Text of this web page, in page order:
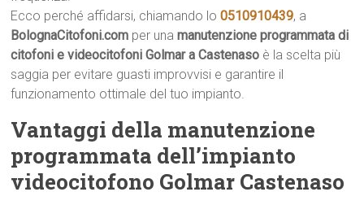
Ecco perché affidarsi, chiamando lo0510910439, a
BolognaCitofoni.com per unamanutenzione programmata di
citofoni e videocitofoni Golmar a Castenaso è la scelta più
saggia per evitare guasti improvvisi e garantire il
funzionamento ottimale del tuo impianto.
Vantaggi della manutenzione
programmata dell’impianto
videocitofono Golmar Castenaso